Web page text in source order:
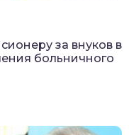
за внуков в
больничного